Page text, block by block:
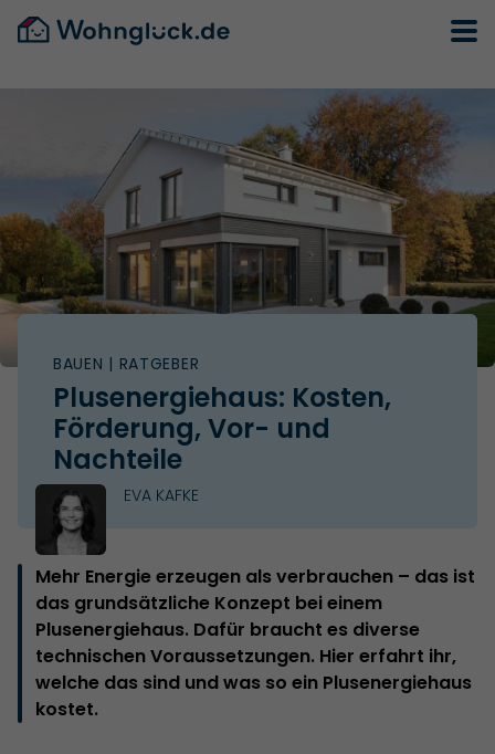
BAUEN | RATGEBER
Plusenergiehaus: Kosten,
Förderung, Vor- und
Nachteile
EVA KAFKE
Mehr Energie erzeugen als verbrauchen – das ist
das grundsätzliche Konzept bei einem
Plusenergiehaus. Dafür braucht es diverse
technischen Voraussetzungen. Hier erfahrt ihr,
welche das sind und was so ein Plusenergiehaus
kostet.